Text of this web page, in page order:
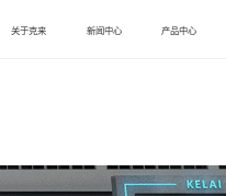
关于克来 新闻中心 产品中心